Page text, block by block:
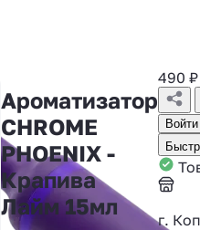
Ароматизатор
CHROME
PHOENIX -
Крапива
Лайм 15мл
490 ₽
Войти
г.